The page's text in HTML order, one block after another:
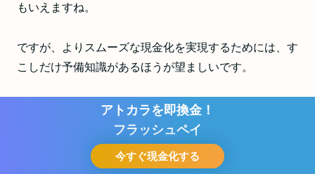
もいえますね。
ですが、よりスムーズな現金化を実現するためには、す
こしだけ予備知識があるほうが望ましいです。
アトカラを活用して現金化｜利用に伴う
デメリットとは？
アトカラを即換金！
フラッシュペイ
今すぐ現金化する